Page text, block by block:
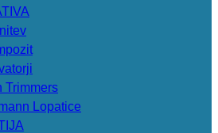
Trimmers
Lopatice